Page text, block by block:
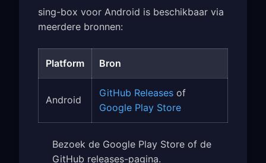
sing-box voor Android is beschikbaar via
meerdere bronnen:
Platform Bron
Android
GitHub Releases of
Google Play Store
Bezoek de Google Play Store of de
GitHub releases-pagina.